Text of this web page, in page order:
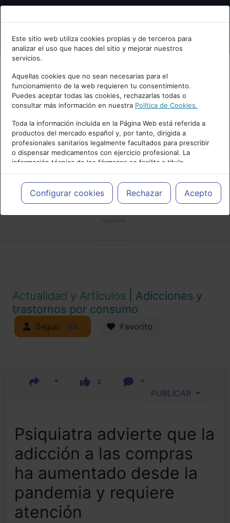
Bienvenid@ a psiquiatria.com
Escribe tu Email
Accede o regístrate con tu email.
Cancelar
Este sitio web utiliza cookies propias y de terceros para
analizar el uso que haces del sitio y mejorar nuestros
servicios.
Aquellas cookies que no sean necesarias para el
funcionamiento de la web requieren tu consentimiento.
Puedes aceptar todas las cookies, rechazarlas todas o
consultar más información en nuestra Política de Cookies.
Toda la información incluida en la Página Web está referida a
productos del mercado español y, por tanto, dirigida a
profesionales sanitarios legalmente facultados para prescribir
o dispensar medicamentos con ejercicio profesional. La
información técnica de los fármacos se facilita a título
meramente informativo, siendo responsabilidad de los
profesionales facultados prescribir medicamentos y decidir, en
cada caso concreto, el tratamiento más adecuado a las
necesidades del paciente.
Configurar cookies Rechazar Acepto
Actualidad y Artículos
Adicciones y
trastornos por consumo
Seguir 128 Favorito
3 2
PUBLICAR
Psiquiatra advierte que la
adicción a las compras
ha aumentado desde la
pandemia y requiere
atención